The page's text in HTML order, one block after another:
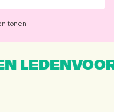
tonen